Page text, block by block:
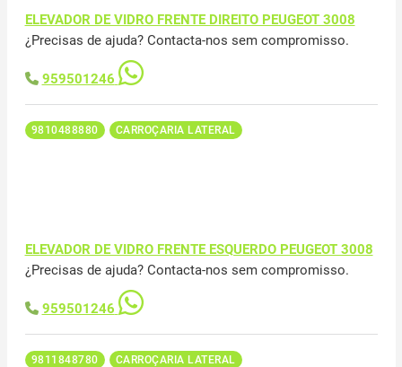
ELEVADOR DE VIDRO FRENTE DIREITO PEUGEOT 3008
¿Precisas de ajuda? Contacta-nos sem compromisso.
959501246
9810488880 CARROÇARIA LATERAL
ELEVADOR DE VIDRO FRENTE ESQUERDO PEUGEOT 3008
¿Precisas de ajuda? Contacta-nos sem compromisso.
959501246
9811848780 CARROÇARIA LATERAL